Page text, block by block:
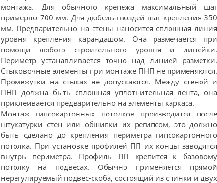
монтажа. Для обычного крепежа максимальный шаг
примерно 700 мм. Для дюбель-гвоздей шаг крепления 350
мм. Предварительно на стены наносится сплошная линия
уровня крепления карандашом. Она размечается при
помощи любого строительного уровня и линейки.
Периметр устанавливается точно над линией разметки.
Стыковочные элементы при монтаже ПНП не применяются.
Промежутки на стыках не допускаются. Между стеной и
ПНП должна быть сплошная уплотнительная лента, она
приклеивается предварительно на элементы каркаса.
Монтаж гипсокартонных потолков производится после
штукатурки стен или обшивки их регипсом, это должно
быть сделано до крепления периметра гипсокартонного
потолка. При установке профилей ПП их концы заводятся
внутрь периметра. Профиль ПП крепится к базовому
потолку на подвесах. Обычно применяется прямой
нерегулируемый подвес-скоба, состоящий из спинки и двух